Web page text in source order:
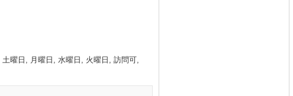
土曜日 , 月曜日 , 水曜日 , 火曜日 , 訪問可,